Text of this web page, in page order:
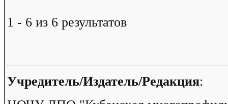
1 - 6 из 6 результатов
Учредитель/Издатель/Редакция: